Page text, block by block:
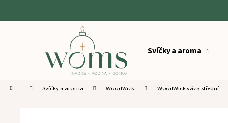
Svíčky a aroma
Domů Svíčky a aroma WoodWick WoodWick váza střední
o
Zpět
obchodu
Zpět
obchodu